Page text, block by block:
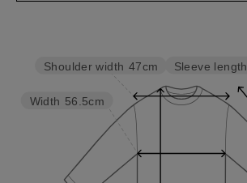
Sleeve length
Width 56.5cm
Shoulder width 47cm